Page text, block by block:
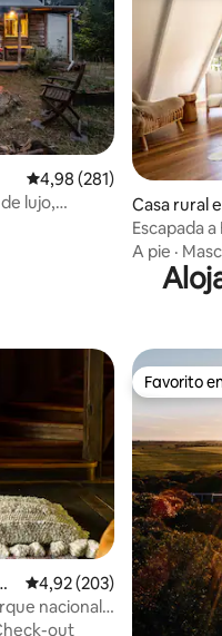
Calificación promedio:
4,98 (281)
lujo,
Casa rural
Escapada
A pie ·
Calificación promedio:
4,92 (203)
nacional,
out
Favorito
Favorito